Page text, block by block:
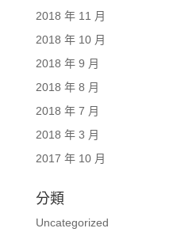
2018 年 11 月
2018 年 10 月
2018 年 9 月
2018 年 8 月
2018 年 7 月
2018 年 3 月
2017 年 10 月
分類
Uncategorized